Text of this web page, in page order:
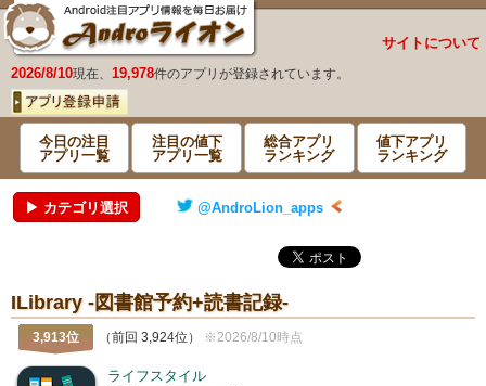
サイトについて
2026/8/10現在、 19,978件のアプリが登録されています。
今日の注目
アプリ一覧
注目の値下
アプリ一覧
総合アプリ
ランキング
値下アプリ
ランキング
▶ カテゴリ選択 @AndroLion_apps
ILibrary -図書館予約+読書記録-
3,913位 （前回 3,924位） ※2026/8/10時点
ライフスタイル